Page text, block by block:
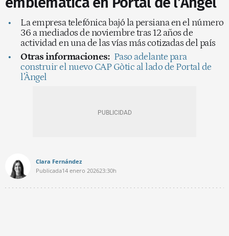
La empresa telefónica bajó la persiana en el número
36 a mediados de noviembre tras 12 años de
actividad en una de las vías más cotizadas del país
Otras informaciones: Paso adelante para
construir el nuevo CAP Gòtic al lado de Portal de
l’Àngel
Clara Fernández
Publicada14 enero 202623:30h